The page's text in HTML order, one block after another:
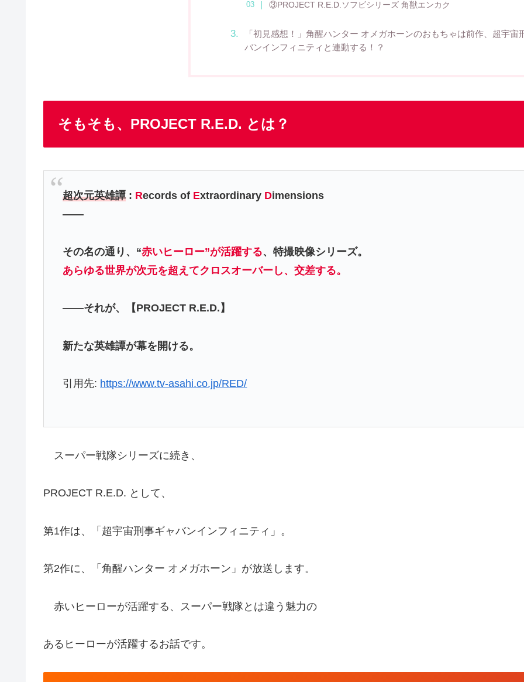
③PROJECT R.E.D.ソフビシリーズ 角獣エンカク
「初見感想！」角醒ハンター オメガホーンのおもちゃは前作、超宇宙
バンインフィニティと連動する！？
そもそも、PROJECT R.E.D. とは？
超次元英雄譚: Records of Extraordinary Dimensions
――
その名の通り、“赤いヒーロー”が活躍する、特撮映像シリーズ。
あらゆる世界が次元を超えてクロスオーバーし、交差する。
――それが、【PROJECT R.E.D.】
新たな英雄譚が幕を開ける。
引用先: https://www.tv-asahi.co.jp/RED/
スーパー戦隊シリーズに続き、
PROJECT R.E.D. として、
第1作は、「超宇宙刑事ギャバンインフィニティ」。
第2作に、「角醒ハンター オメガホーン」が放送します。
赤いヒーローが活躍する、スーパー戦隊とは違う魅力の
あるヒーローが活躍するお話です。